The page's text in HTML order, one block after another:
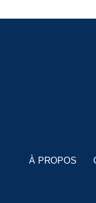
À PROPOS